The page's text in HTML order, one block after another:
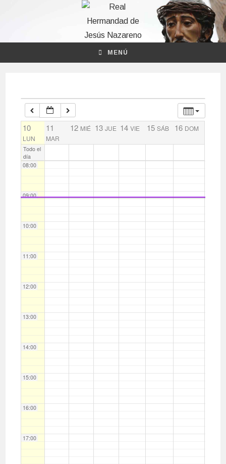
MENÚ
10
LUN
11
MAR
12 MIÉ 13 JUE 14 VIE 15 SÁB 16 DOM
Todo el
día
04:00
06:00
07:00
08:00
09:00
10:00
11:00
12:00
13:00
14:00
15:00
16:00
17:00